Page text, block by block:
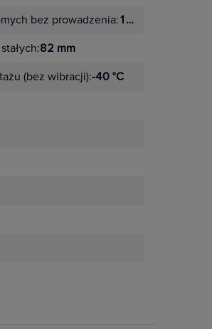
bez prowadzenia:164 mm
82 mm
(bez wibracji):-40 °C